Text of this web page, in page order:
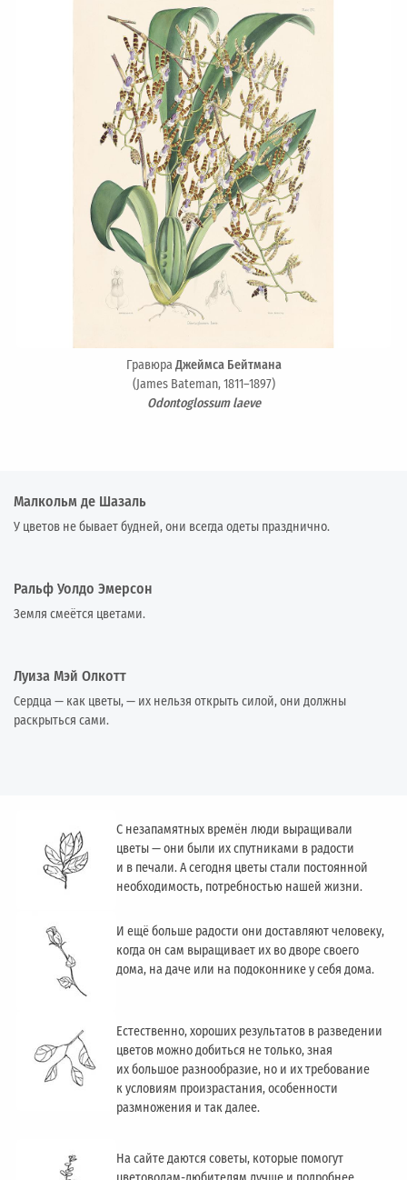
ГравюраДжеймса Бейтмана
(James Bateman, 1811–1897)
Odontoglossum laeve
Малкольм де Шазаль
У цветов не бывает будней, они всегда одеты празднично.
Ральф Уолдо Эмерсон
Земля смеётся цветами.
Луиза Мэй Олкотт
Сердца — как цветы, — их нельзя открыть силой, они должны
раскрыться сами.
С незапамятных времён люди выращивали
цветы — они были их спутниками в радости
и в печали. А сегодня цветы стали постоянной
необходимость, потребностью нашей жизни.
И ещё больше радости они доставляют человеку,
когда он сам выращивает их во дворе своего
дома, на даче или на подоконнике у себя дома.
Естественно, хороших результатов в разведении
цветов можно добиться не только, зная
их большое разнообразие, но и их требование
к условиям произрастания, особенности
размножения и так далее.
На сайте даются советы, которые помогут